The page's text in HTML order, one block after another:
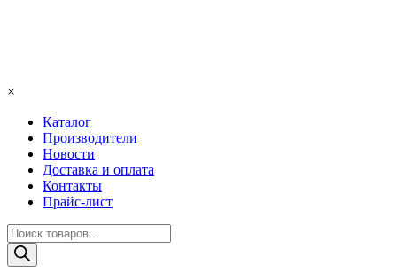
×
Каталог
Производители
Новости
Доставка и оплата
Контакты
Прайс-лист
Поиск
товаров